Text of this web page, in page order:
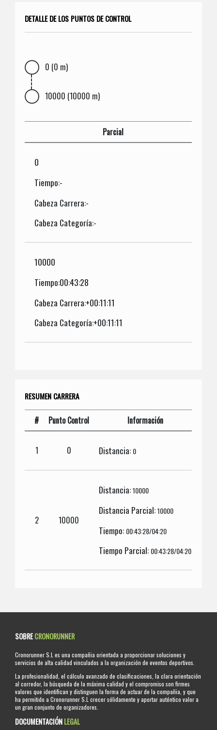
DETALLE DE LOS PUNTOS DE CONTROL
0 (0 m)
10000 (10000 m)
Parcial
0
Tiempo:-
Cabeza Carrera:-
Cabeza Categoría:-
10000
Tiempo:00:43:28
Cabeza Carrera:+00:11:11
Cabeza Categoría:+00:11:11
RESUMEN CARRERA
# Punto Control Información
1 0 Distancia: 0
2 10000
Distancia:10000
Distancia Parcial:10000
Tiempo: 00:43:28/04:20
Tiempo Parcial: 00:43:28/04:20
SOBRECRONORUNNER
Cronorunner S.L es una compañia orientada a proporcionar soluciones y
servicios de alta calidad vinculados a la organización de eventos deportivos.
La profesionalidad, el cálculo avanzado de clasificaciones, la clara orientación
al corredor, la búsqueda de la máxima calidad y el compromiso son firmes
valores que identifican y distinguen la forma de actuar de la compañia, y que
ha permitido a Cronorunner S.L crecer sólidamente y aportar auténtico valor a
un gran conjunto de organizadores.
DOCUMENTACIÓNLEGAL